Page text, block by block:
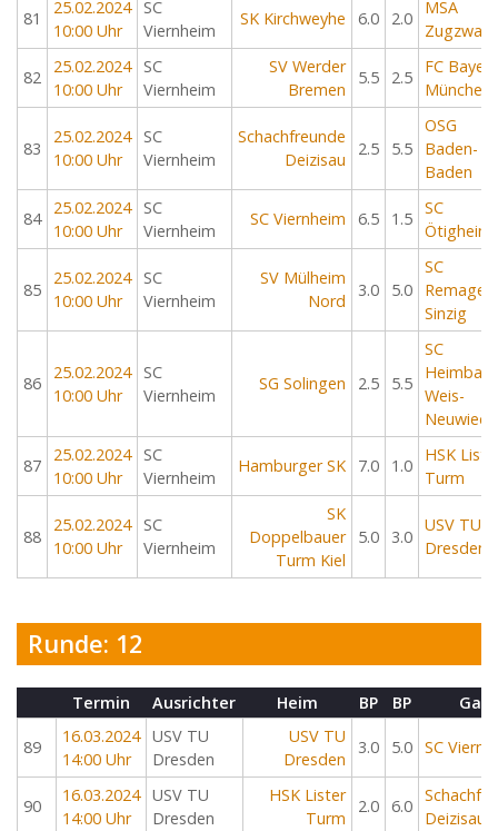
81
25.02.2024
10:00 Uhr
SC
Viernheim
SK Kirchweyhe 6.0 2.0
MSA
82
25.02.2024
10:00 Uhr
SC
Viernheim
SV Werder
Bremen
5.5 2.5
FC Bayern
München
83
25.02.2024
10:00 Uhr
SC
Viernheim
Schachfreunde
Deizisau
2.5 5.5
OSG
Baden-
Baden
84
25.02.2024
10:00 Uhr
SC
Viernheim
SC Viernheim 6.5 1.5
SC
Ötigheim
85
25.02.2024
10:00 Uhr
SC
Viernheim
SV Mülheim
Nord
3.0 5.0
SC
Remagen
Sinzig
86
25.02.2024
10:00 Uhr
SC
Viernheim
SG Solingen 2.5 5.5
SC
Weis-
Neuwied
87
25.02.2024
10:00 Uhr
SC
Viernheim
Hamburger SK 7.0 1.0
HSK
Turm
88
25.02.2024
10:00 Uhr
SC
Viernheim
SK
Doppelbauer
Turm Kiel
5.0 3.0
USV TU
Dresden
Runde: 12
Termin Ausrichter Heim BP BP Gast
89
16.03.2024
14:00 Uhr
USV TU
Dresden
USV TU
Dresden
3.0 5.0 SC
90
16.03.2024
14:00 Uhr
USV TU
Dresden
HSK Lister
Turm
2.0 6.0
Deizisau